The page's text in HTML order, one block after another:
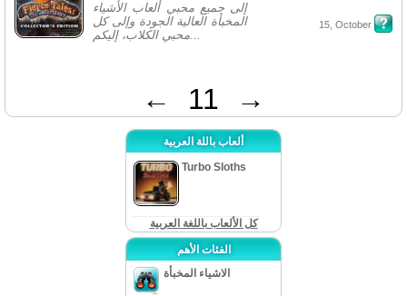
إلى جميع محبي ألعاب الأشياء
المخبأة العالية الجودة وإلى كل
محبي الكلاب، إليكم...
15, October
← 11 →
ألعاب باللة العربية
Turbo Sloths
كل الألعاب باللغة العربية
الفئات الأهم
الاشياء المخبأة